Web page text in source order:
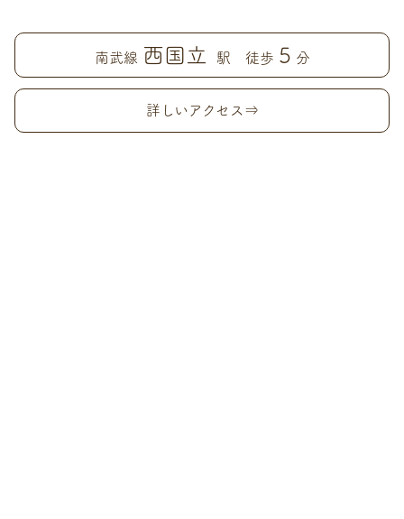
南武線 西国立 駅 徒歩 5 分
詳しいアクセス⇒